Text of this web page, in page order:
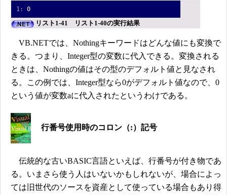
1: 0
リスト1-41 リスト1-40の実行結果
VB.NETでは、Nothingキーワードはどんな値にも変換で
きる。つまり、Integer型の変数に代入できる。変換される
ときは、Nothingの値はその型のデフォルト値と見なされ
る。この例では、Integer型なら0がデフォルト値なので、0
という値が変数aに代入されたというわけである。
行番号使用時のコロン（:）記号
伝統的な古いBASIC言語といえば、行番号が付き物であ
る。いまさら使う人はいないかもしれないが、場合によっ
ては旧世代のソースを資産として使っている場合もあり得